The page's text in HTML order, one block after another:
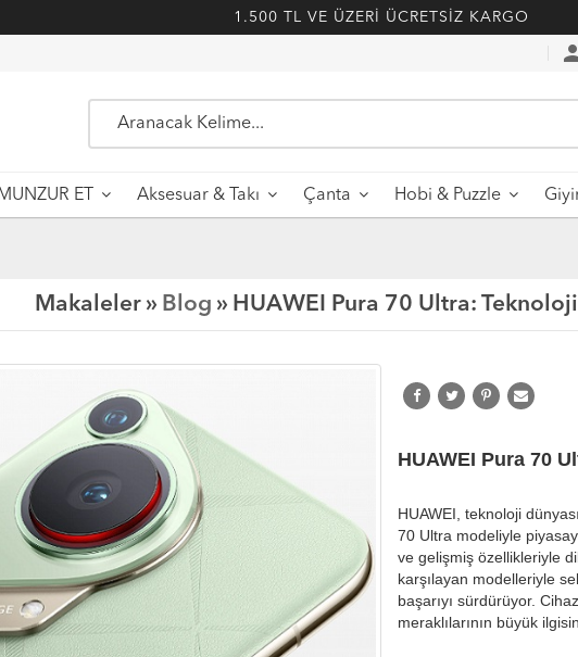
1.500 TL VE ÜZERİ ÜCRETSİZ KARGO
MUNZUR ET Aksesuar & Takı Çanta Hobi & Puzzle
Makaleler » Blog » HUAWEI Pura 70 Ultra:
HUAWEI Pura 70
HUAWEI, teknoloji
70 Ultra modeliyle
ve gelişmiş özellikleriyle
karşılayan modelleriyle
başarıyı sürdürüyor.
meraklılarının büyük